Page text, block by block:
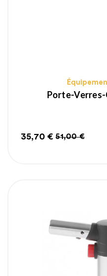
Porte-Verres-
Prix
35,70 €
Prix
51,00 €